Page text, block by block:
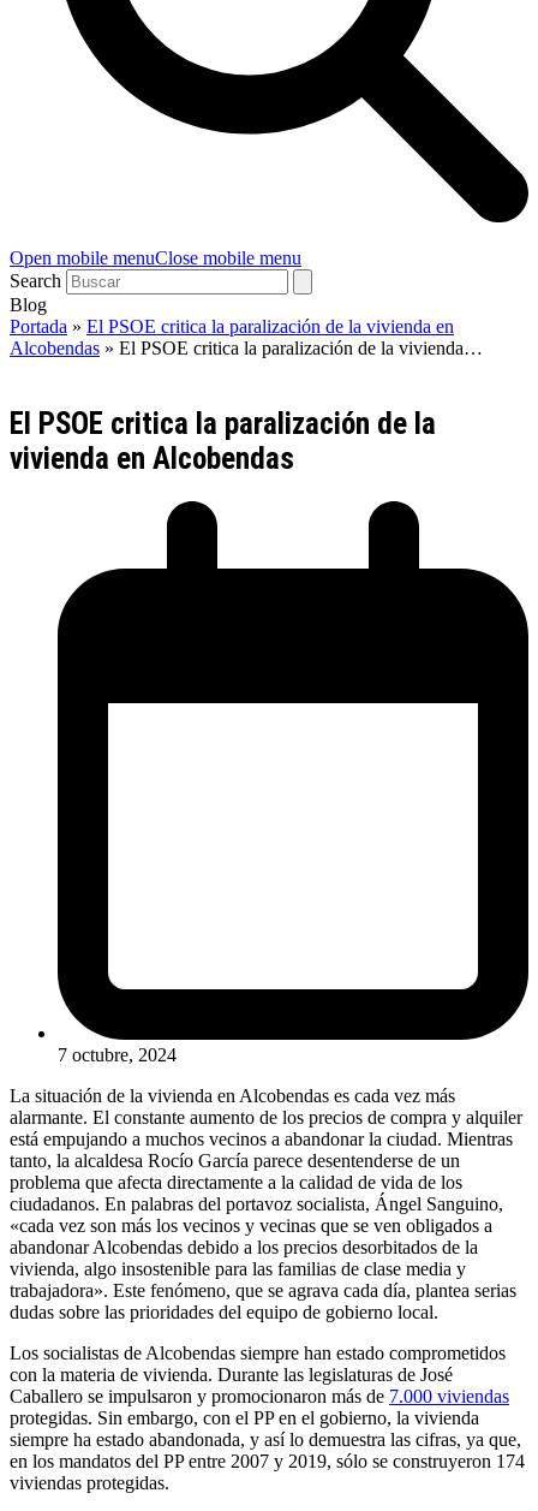
Open mobile menuClose mobile menu
Search
Blog
Portada » El PSOE critica la paralización de la vivienda en
Alcobendas » El PSOE critica la paralización de la vivienda…
El PSOE critica la paralización de la
vivienda en Alcobendas
7 octubre, 2024
La situación de la vivienda en Alcobendas es cada vez más
alarmante. El constante aumento de los precios de compra y alquiler
está empujando a muchos vecinos a abandonar la ciudad. Mientras
tanto, la alcaldesa Rocío García parece desentenderse de un
problema que afecta directamente a la calidad de vida de los
ciudadanos. En palabras del portavoz socialista, Ángel Sanguino,
«cada vez son más los vecinos y vecinas que se ven obligados a
abandonar Alcobendas debido a los precios desorbitados de la
vivienda, algo insostenible para las familias de clase media y
trabajadora». Este fenómeno, que se agrava cada día, plantea serias
dudas sobre las prioridades del equipo de gobierno local.
Los socialistas de Alcobendas siempre han estado comprometidos
con la materia de vivienda. Durante las legislaturas de José
Caballero se impulsaron y promocionaron más de 7.000 viviendas
protegidas. Sin embargo, con el PP en el gobierno, la vivienda
siempre ha estado abandonada, y así lo demuestra las cifras, ya que,
en los mandatos del PP entre 2007 y 2019, sólo se construyeron 174
viviendas protegidas.